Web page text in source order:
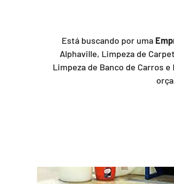
Está buscando por uma
Alphaville, Limpeza de
Limpeza de Banco de Carros